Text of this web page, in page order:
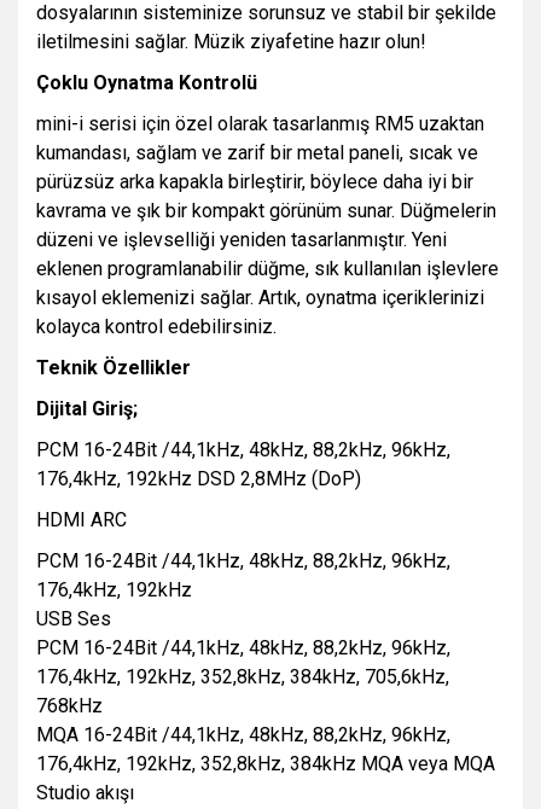
dosyalarının sisteminize sorunsuz ve stabil bir şekilde
iletilmesini sağlar. Müzik ziyafetine hazır olun!
Çoklu Oynatma Kontrolü
mini-i serisi için özel olarak tasarlanmış RM5 uzaktan
kumandası, sağlam ve zarif bir metal paneli, sıcak ve
pürüzsüz arka kapakla birleştirir, böylece daha iyi bir
kavrama ve şık bir kompakt görünüm sunar. Düğmelerin
düzeni ve işlevselliği yeniden tasarlanmıştır. Yeni
eklenen programlanabilir düğme, sık kullanılan işlevlere
kısayol eklemenizi sağlar. Artık, oynatma içeriklerinizi
kolayca kontrol edebilirsiniz.
Teknik Özellikler
Dijital Giriş;
PCM 16-24Bit /44,1kHz, 48kHz, 88,2kHz, 96kHz,
176,4kHz, 192kHz DSD 2,8MHz (DoP)
HDMI ARC
PCM 16-24Bit /44,1kHz, 48kHz, 88,2kHz, 96kHz,
176,4kHz, 192kHz
USB Ses
PCM 16-24Bit /44,1kHz, 48kHz, 88,2kHz, 96kHz,
176,4kHz, 192kHz, 352,8kHz, 384kHz, 705,6kHz,
768kHz
MQA 16-24Bit /44,1kHz, 48kHz, 88,2kHz, 96kHz,
176,4kHz, 192kHz, 352,8kHz, 384kHz MQA veya MQA
Studio akışı